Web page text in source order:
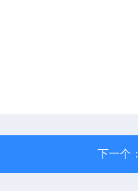
下一个：